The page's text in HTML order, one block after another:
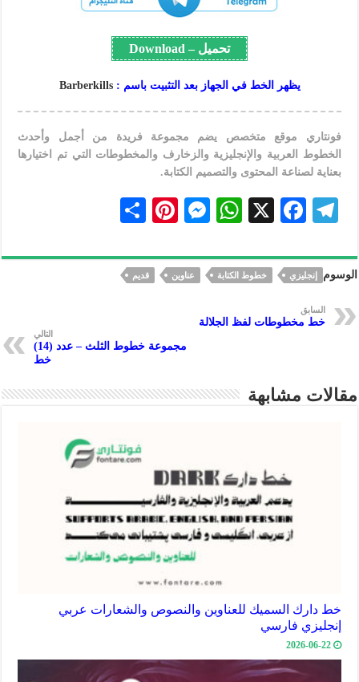
تحميل – Download
يظهر الخط في الجهاز بعد التثبيت باسم : Barberkills
فونتاري موقع متخصص يضم مجموعة فريدة من أجمل وأحدث
الخطوط العربية والإنجليزية والزخارف والمخطوطات التي تم اختيارها
بعناية لصناعة المحتوى والتصميم الكتابة.
Te
gr
a
m
F
eb
oo
k
X
W
at
s
A
M
se
n
r
Pi
er
es
ar
الوسوم إنجليزي خطوط الكتابة عناوين قديم
السابق
خط مخطوطات لفظ الجلالة
التالي
مجموعة خطوط الثلث – عدد (14)
خط
مقالات مشابهة
خط دارك السميك للعناوين والنصوص والشعارات عربي
إنجليزي فارسي
2026-06-22